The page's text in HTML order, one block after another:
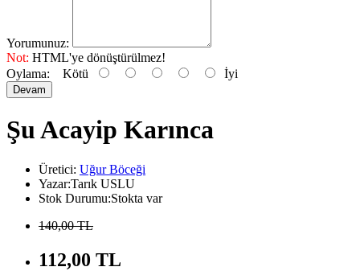
Yorumunuz:
Not: HTML'ye dönüştürülmez!
Oylama: Kötü İyi
Devam
Şu Acayip Karınca
Üretici: Uğur Böceği
Yazar:Tarık USLU
Stok Durumu:Stokta var
140,00 TL
112,00 TL